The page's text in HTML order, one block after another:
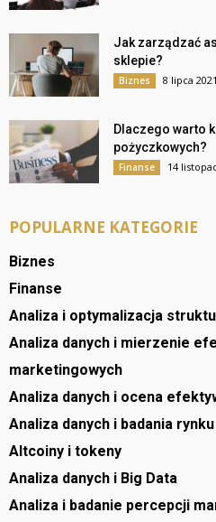
Jak zarządzać
sklepie?
Biznes 8 lipca 2021
Dlaczego warto
pożyczkowych?
Finanse 14
POPULARNE KATEGORIE
Biznes
Finanse
Analiza i optymalizacja
Analiza danych i mierzenie
marketingowych
Analiza danych i ocena
Analiza danych i badania rynku
Altcoiny i tokeny
Analiza danych i Big Data
Analiza i badanie percepcji